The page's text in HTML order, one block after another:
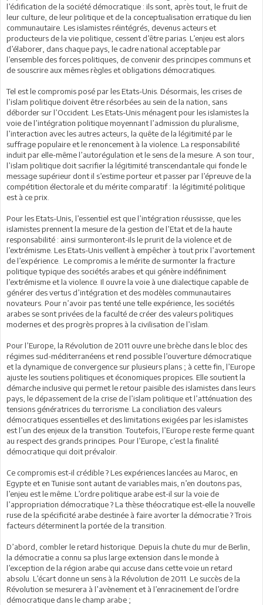
l’édification de la société démocratique : ils sont, après tout, le fruit de
leur culture, de leur politique et de la conceptualisation erratique du lien
communautaire. Les islamistes réintégrés, devenus acteurs et
producteurs de la vie politique, cessent d’être parias. L’enjeu est alors
d’élaborer, dans chaque pays, le cadre national acceptable par
l’ensemble des forces politiques, de convenir des principes communs et
de souscrire aux mêmes règles et obligations démocratiques.
Tel est le compromis posé par les Etats-Unis. Désormais, les crises de
l’islam politique doivent être résorbées au sein de la nation, sans
déborder sur l’Occident. Les Etats-Unis ménagent pour les islamistes la
voie de l’intégration politique moyennant l’admission du pluralisme,
l’interaction avec les autres acteurs, la quête de la légitimité par le
suffrage populaire et le renoncement à la violence. La responsabilité
induit par elle-même l’autorégulation et le sens de la mesure. A son tour,
l’islam politique doit sacrifier la légitimité transcendantale qui fonde le
message supérieur dont il s’estime porteur et passer par l’épreuve de la
compétition électorale et du mérite comparatif : la légitimité politique
est à ce prix.
Pour les Etats-Unis, l’essentiel est que l’intégration réussisse, que les
islamistes prennent la mesure de la gestion de l’Etat et de la haute
responsabilité : ainsi surmonteront-ils le prurit de la violence et de
l’extrémisme. Les Etats-Unis veillent à empêcher à tout prix l’avortement
de l’expérience. Le compromis a le mérite de surmonter la fracture
politique typique des sociétés arabes et qui génère indéfiniment
l’extrémisme et la violence. Il ouvre la voie à une dialectique capable de
générer des vertus d’intégration et des modèles communautaires
novateurs. Pour n’avoir pas tenté une telle expérience, les sociétés
arabes se sont privées de la faculté de créer des valeurs politiques
modernes et des progrès propres à la civilisation de l’islam.
Pour l’Europe, la Révolution de 2011 ouvre une brèche dans le bloc des
régimes sud-méditerranéens et rend possible l’ouverture démocratique
et la dynamique de convergence sur plusieurs plans ; à cette fin, l’Europe
ajuste les soutiens politiques et économiques propices. Elle soutient la
démarche inclusive qui permet le retour paisible des islamistes dans leurs
pays, le dépassement de la crise de l’islam politique et l’atténuation des
tensions génératrices du terrorisme. La conciliation des valeurs
démocratiques essentielles et des limitations exigées par les islamistes
est l’un des enjeux de la transition. Toutefois, l’Europe reste ferme quant
au respect des grands principes. Pour l’Europe, c’est la finalité
démocratique qui doit prévaloir.
Ce compromis est-il crédible ? Les expériences lancées au Maroc, en
Egypte et en Tunisie sont autant de variables mais, n’en doutons pas,
l’enjeu est le même. L’ordre politique arabe est-il sur la voie de
l’appropriation démocratique ? La thèse théocratique est-elle la nouvelle
ruse de la spécificité arabe destinée à faire avorter la démocratie ? Trois
facteurs déterminent la portée de la transition.
D’abord, combler le retard historique. Depuis la chute du mur de Berlin,
la démocratie a connu sa plus large extension dans le monde à
l’exception de la région arabe qui accuse dans cette voie un retard
absolu. L’écart donne un sens à la Révolution de 2011. Le succès de la
Révolution se mesurera à l’avènement et à l’enracinement de l’ordre
démocratique dans le champ arabe ;